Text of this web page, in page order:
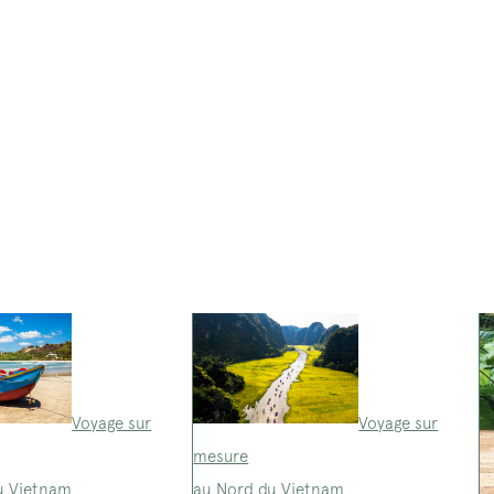
Voyage sur
Vietnam
Voyage sur
mesure
au Nord du Vietnam